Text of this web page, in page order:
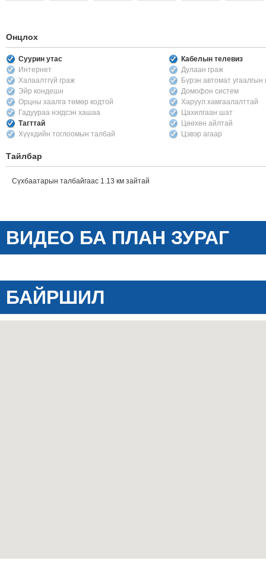
Онцлох
Суурин утас
Кабелын телевиз
Интернет
Дулаан граж
Халаалтгүй граж
Бүрэн автомат
Эйр кондешн
Домофон систем
Орцны хаалга төмөр кодтой
Харуул хамгаалалттай
Гадуураа нэгдсэн хашаа
Цахилгаан шат
Тагттай
Цөөхөн айлтай
Хүүхдийн тоглоомын талбай
Цэвэр агаар
Тайлбар
Сүхбаатарын талбайгаас 1.13 км зайтай
ВИДЕО БА ПЛАН ЗУРАГ
БАЙРШИЛ